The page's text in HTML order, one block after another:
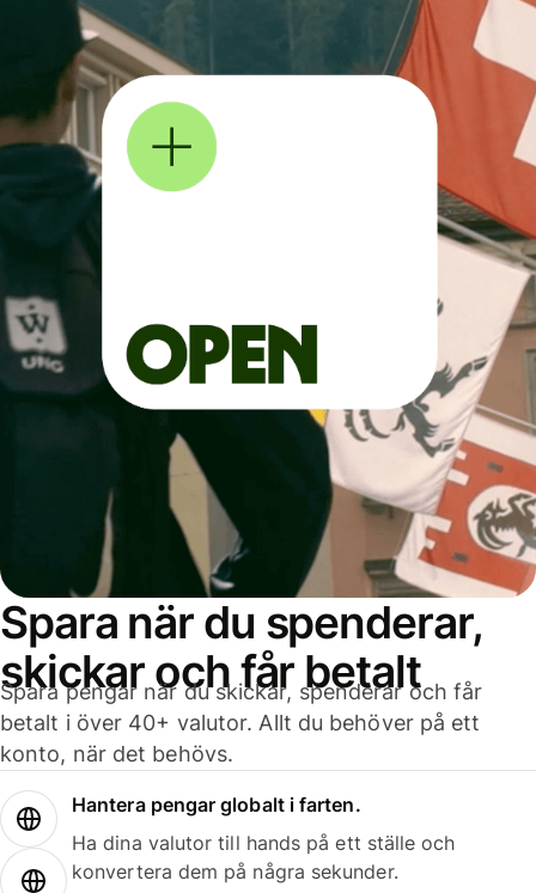
Spara när du spenderar,
skickar och får betalt
Spara pengar när du skickar, spenderar och får
betalt i över 40+ valutor. Allt du behöver på ett
konto, när det behövs.
Hantera pengar globalt i farten.
Ha dina valutor till hands på ett ställe och
konvertera dem på några sekunder.